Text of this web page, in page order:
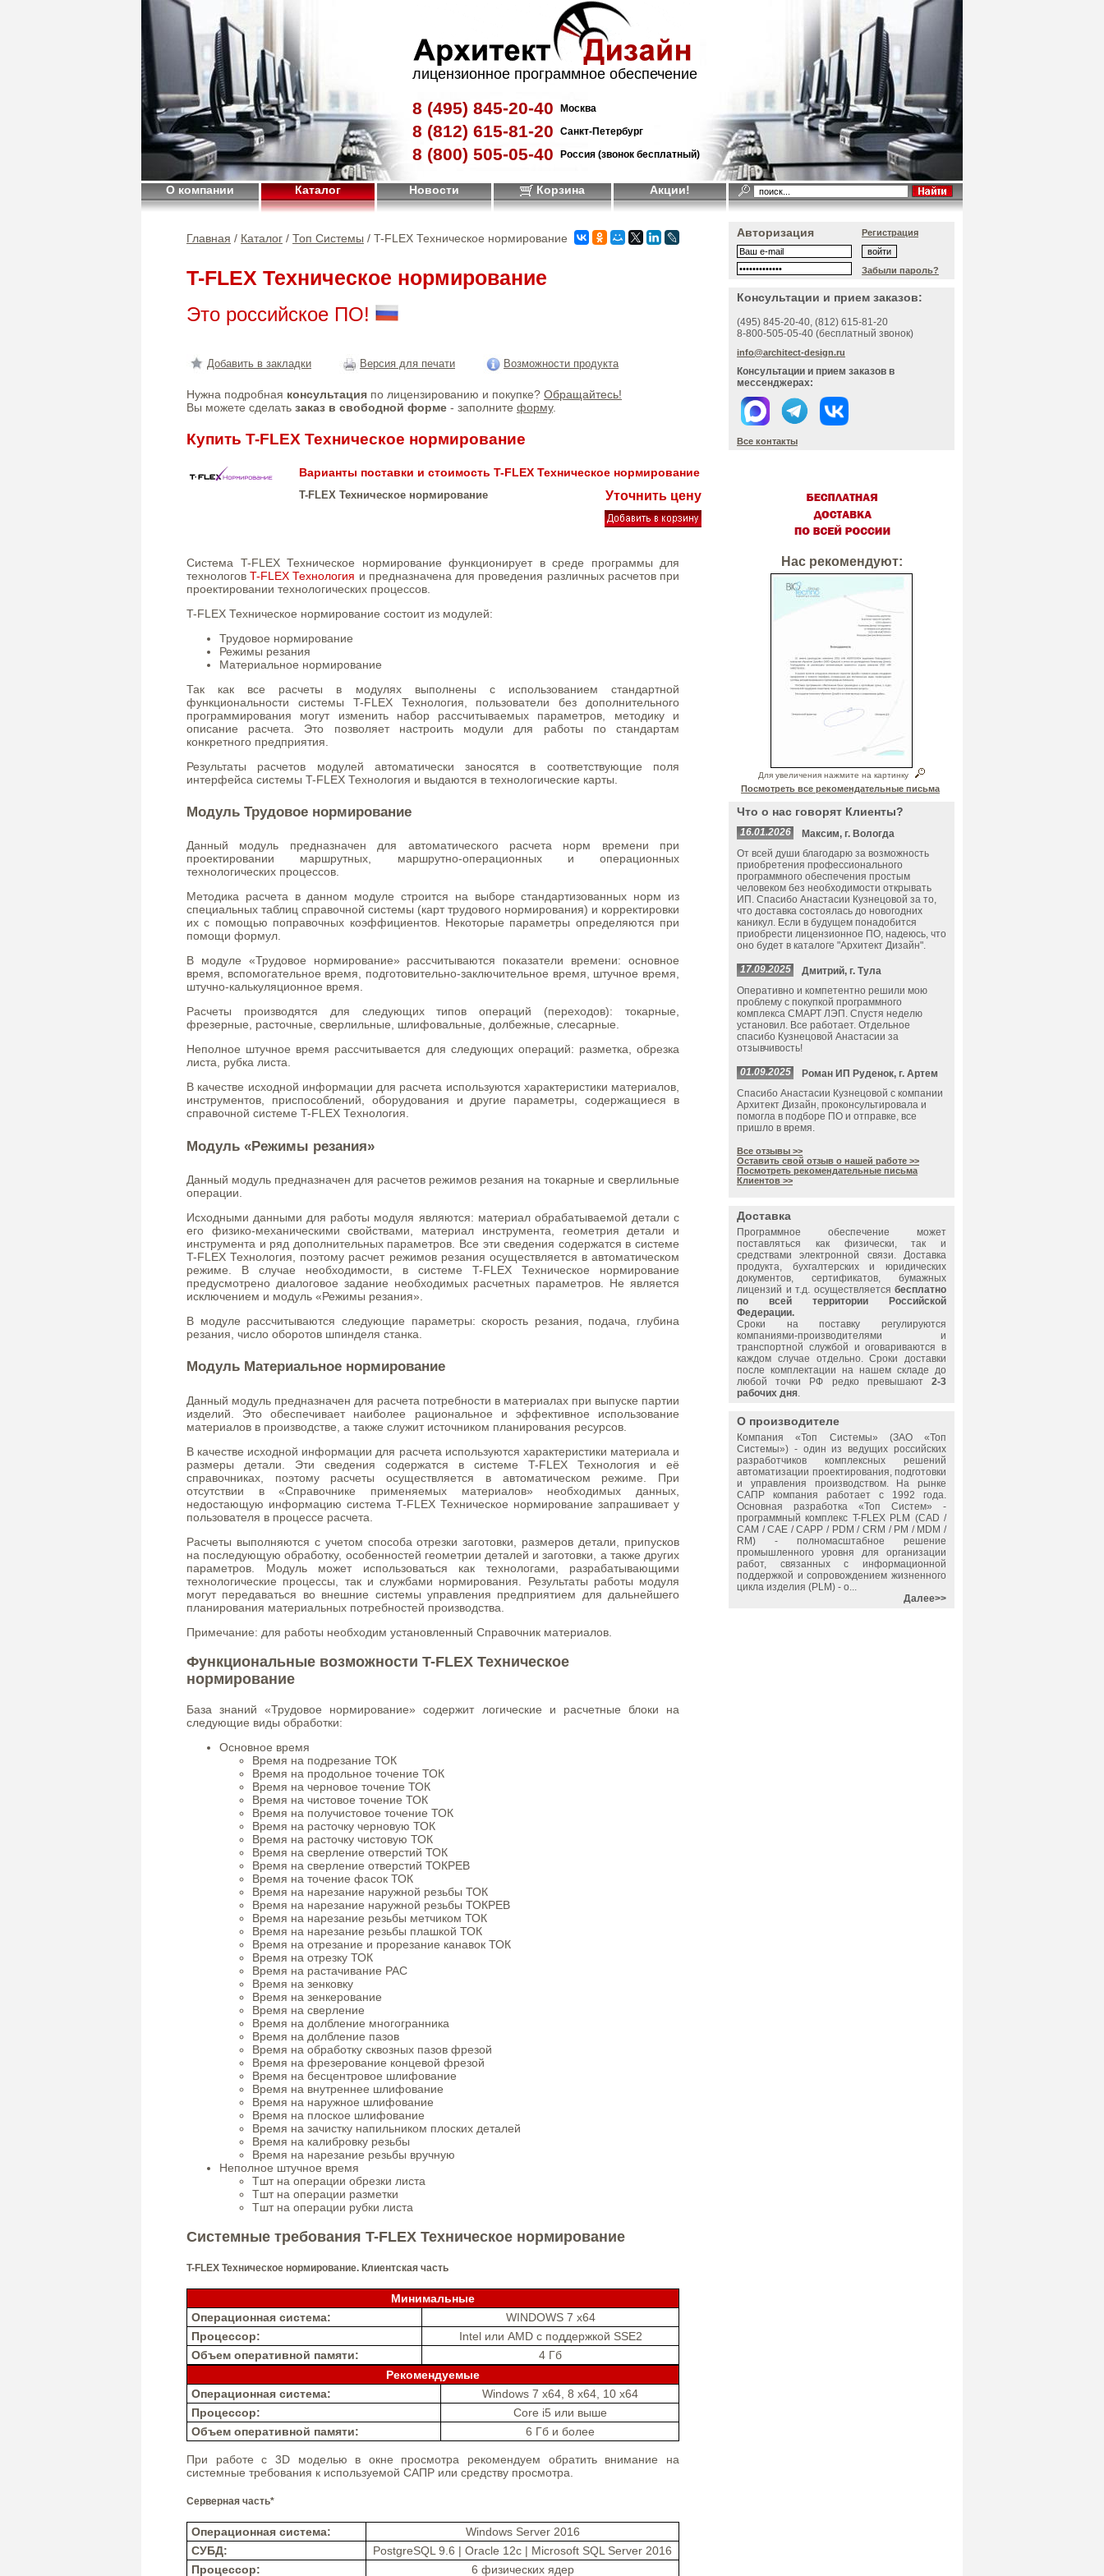
лицензионное программное обеспечение
8 (495) 845-20-40 Москва
8 (812) 615-81-20 Санкт-Петербург
8 (800) 505-05-40 Россия (звонок бесплатный)
О компании Каталог Новости Корзина Акции!
Главная / Каталог / Топ Системы / T-FLEX Техническое нормирование
T-FLEX Техническое нормирование
Это российское ПО!
Добавить в закладки Версия для печати Возможности продукта
Нужна подробная консультация по лицензированию и покупке? Обращайтесь!
Вы можете сделать заказ в свободной форме - заполните форму.
Купить T-FLEX Техническое нормирование
Варианты поставки и стоимость T-FLEX Техническое нормирование
T-FLEX Техническое нормирование Уточнить цену
Система T-FLEX Техническое нормирование функционирует в среде программы для
технологовT-FLEX Технология и предназначена для проведения различных расчетов при
проектировании технологических процессов.
T-FLEX Техническое нормирование состоит из модулей:
Трудовое нормирование
Режимы резания
Материальное нормирование
Так как все расчеты в модулях выполнены с использованием стандартной
функциональности системы T-FLEX Технология, пользователи без дополнительного
программирования могут изменить набор рассчитываемых параметров, методику и
описание расчета. Это позволяет настроить модули для работы по стандартам
конкретного предприятия.
Результаты расчетов модулей автоматически заносятся в соответствующие поля
интерфейса системы T-FLEX Технология и выдаются в технологические карты.
Модуль Трудовое нормирование
Данный модуль предназначен для автоматического расчета норм времени при
проектировании маршрутных, маршрутно-операционных и операционных
технологических процессов.
Методика расчета в данном модуле строится на выборе стандартизованных норм из
специальных таблиц справочной системы (карт трудового нормирования) и корректировки
их с помощью поправочных коэффициентов. Некоторые параметры определяются при
помощи формул.
В модуле «Трудовое нормирование» рассчитываются показатели времени: основное
время, вспомогательное время, подготовительно-заключительное время, штучное время,
штучно-калькуляционное время.
Расчеты производятся для следующих типов операций (переходов): токарные,
фрезерные, расточные, сверлильные, шлифовальные, долбежные, слесарные.
Неполное штучное время рассчитывается для следующих операций: разметка, обрезка
листа, рубка листа.
В качестве исходной информации для расчета используются характеристики материалов,
инструментов, приспособлений, оборудования и другие параметры, содержащиеся в
справочной системе T-FLEX Технология.
Модуль «Режимы резания»
Данный модуль предназначен для расчетов режимов резания на токарные и сверлильные
операции.
Исходными данными для работы модуля являются: материал обрабатываемой детали с
его физико-механическими свойствами, материал инструмента, геометрия детали и
инструмента и ряд дополнительных параметров. Все эти сведения содержатся в системе
T-FLEX Технология, поэтому расчет режимов резания осуществляется в автоматическом
режиме. В случае необходимости, в системе T-FLEX Техническое нормирование
предусмотрено диалоговое задание необходимых расчетных параметров. Не является
исключением и модуль «Режимы резания».
В модуле рассчитываются следующие параметры: скорость резания, подача, глубина
резания, число оборотов шпинделя станка.
Модуль Материальное нормирование
Данный модуль предназначен для расчета потребности в материалах при выпуске партии
изделий. Это обеспечивает наиболее рациональное и эффективное использование
материалов в производстве, а также служит источником планирования ресурсов.
В качестве исходной информации для расчета используются характеристики материала и
размеры детали. Эти сведения содержатся в системе T-FLEX Технология и её
справочниках, поэтому расчеты осуществляется в автоматическом режиме. При
отсутствии в «Справочнике применяемых материалов» необходимых данных,
недостающую информацию система T-FLEX Техническое нормирование запрашивает у
пользователя в процессе расчета.
Расчеты выполняются с учетом способа отрезки заготовки, размеров детали, припусков
на последующую обработку, особенностей геометрии деталей и заготовки, а также других
параметров. Модуль может использоваться как технологами, разрабатывающими
технологические процессы, так и службами нормирования. Результаты работы модуля
могут передаваться во внешние системы управления предприятием для дальнейшего
планирования материальных потребностей производства.
Примечание: для работы необходим установленный Справочник материалов.
Функциональные возможности T-FLEX Техническое
нормирование
База знаний «Трудовое нормирование» содержит логические и расчетные блоки на
следующие виды обработки:
Основное время
Время на подрезание ТОК
Время на продольное точение ТОК
Время на черновое точение ТОК
Время на чистовое точение ТОК
Время на получистовое точение ТОК
Время на расточку черновую ТОК
Время на расточку чистовую ТОК
Время на сверление отверстий ТОК
Время на сверление отверстий ТОКРЕВ
Время на точение фасок ТОК
Время на нарезание наружной резьбы ТОК
Время на нарезание наружной резьбы ТОКРЕВ
Время на нарезание резьбы метчиком ТОК
Время на нарезание резьбы плашкой ТОК
Время на отрезание и прорезание канавок ТОК
Время на отрезку ТОК
Время на растачивание РАС
Время на зенковку
Время на зенкерование
Время на сверление
Время на долбление многогранника
Время на долбление пазов
Время на обработку сквозных пазов фрезой
Время на фрезерование концевой фрезой
Время на бесцентровое шлифование
Время на внутреннее шлифование
Время на наружное шлифование
Время на плоское шлифование
Время на зачистку напильником плоских деталей
Время на калибровку резьбы
Время на нарезание резьбы вручную
Неполное штучное время
Тшт на операции обрезки листа
Тшт на операции разметки
Тшт на операции рубки листа
Системные требования T-FLEX Техническое нормирование
T-FLEX Техническое нормирование. Клиентская часть
Минимальные
Операционная система:
WINDOWS 7 x64
Процессор:
Intel или AMD с поддержкой SSE2
Объем оперативной памяти:
4 Гб
Рекомендуемые
Операционная система:
Windows 7 x64, 8 x64, 10 x64
Процессор:
Core i5 или выше
Объем оперативной памяти:
6 Гб и более
При работе с 3D моделью в окне просмотра рекомендуем обратить внимание на
системные требования к используемой САПР или средству просмотра.
Серверная часть*
Операционная система:
Windows Server 2016
СУБД:
PostgreSQL 9.6 | Oracle 12c | Microsoft SQL Server 2016
Процессор:
6 физических ядер
Авторизация Регистрация
Забыли пароль?
Консультации и прием заказов:
(495) 845-20-40, (812) 615-81-20
8-800-505-05-40 (бесплатный звонок)
info@architect-design.ru
Консультации и прием заказов в
мессенджерах:
Все контакты
Нас рекомендуют:
Для увеличения нажмите на картинку
Посмотреть все рекомендательные письма
Что о нас говорят Клиенты?
16.01.2026
Максим, г. Вологда
От всей души благодарю за возможность
приобретения профессионального
программного обеспечения простым
человеком без необходимости открывать
ИП. Спасибо Анастасии Кузнецовой за то,
что доставка состоялась до новогодних
каникул. Если в будущем понадобится
приобрести лицензионное ПО, надеюсь, что
оно будет в каталоге "Архитект Дизайн".
17.09.2025
Дмитрий, г. Тула
Оперативно и компетентно решили мою
проблему с покупкой программного
комплекса СМАРТ ЛЭП. Спустя неделю
установил. Все работает. Отдельное
спасибо Кузнецовой Анастасии за
отзывчивость!
01.09.2025
Роман ИП Руденок, г. Артем
Спасибо Анастасии Кузнецовой с компании
Архитект Дизайн, проконсультировала и
помогла в подборе ПО и отправке, все
пришло в время.
Все отзывы >>
Оставить свой отзыв о нашей работе >>
Посмотреть рекомендательные письма
Клиентов >>
Доставка
Программное обеспечение может
поставляться как физически, так и
средствами электронной связи. Доставка
продукта, бухгалтерских и юридических
документов, сертификатов, бумажных
лицензий и т.д. осуществляется бесплатно
по всей территории Российской
Федерации.
Сроки на поставку регулируются
компаниями-производителями и
транспортной службой и оговариваются в
каждом случае отдельно. Сроки доставки
после комплектации на нашем складе до
любой точки РФ редко превышают 2-3
рабочих дня.
О производителе
Компания «Топ Системы» (ЗАО «Топ
Системы») - один из ведущих российских
разработчиков комплексных решений
автоматизации проектирования, подготовки
и управления производством. На рынке
САПР компания работает с 1992 года.
Основная разработка «Топ Систем» -
программный комплекс T-FLEX PLM (CAD /
CAM / CAE / CAPP / PDM / CRM / PM / MDM /
RM) - полномасштабное решение
промышленного уровня для организации
работ, связанных с информационной
поддержкой и сопровождением жизненного
цикла изделия (PLM) - о...
Далее>>